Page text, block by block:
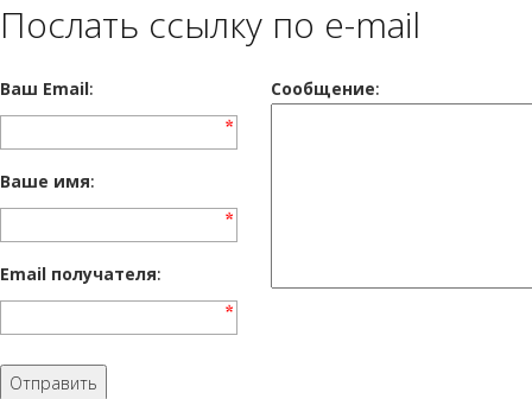
Послать ссылку по e-mail
Ваш Email: Cообщение:
Ваше имя:
Email получателя: